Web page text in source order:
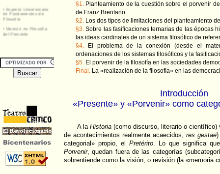
§1. Planteamiento de la cuestión sobre el porvenir
de Franz Brentano.
§2. Los dos tipos de limitaciones del planteamiento
§3. Sobre las fasificaciones ternarias de las épocas
las ideas cardinales de un sistema filosófico de
§4. El problema de la conexión (desde el
ordenaciones de los sistemas filosóficos y la
§5. El porvenir de la filosofía en las sociedades
Final. La «realización de la filosofía» en las
Introducción
«Presente» y «Porvenir» como
A la Historia(como discurso, literario o
de acontecimientos realmente acaecidos, res gestae)
categorial» propio, el Pretérito. Lo que significa
Porvenir, quedan fuera de las categorías
sobrentiende como la visión, o revisión (la «memoria